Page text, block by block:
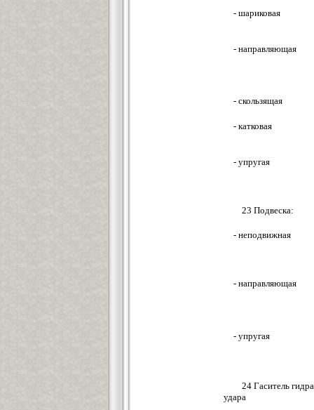
- шариковая
- направляющая
- скользящая
- катковая
- упругая
23 Подвеска:
- неподвижная
- направляющая
- упругая
24 Гаситель
удара